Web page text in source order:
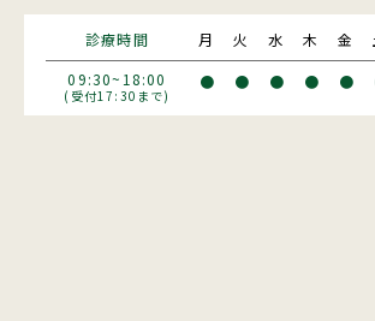
診療時間 月 火 水 木 金
09:30~18:00
(受付17:30まで)
● ● ● ● ●